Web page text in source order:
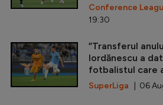
Conference
19:30
”Transferul
Iordănescu a
fotbalistul care
SuperLiga | 06